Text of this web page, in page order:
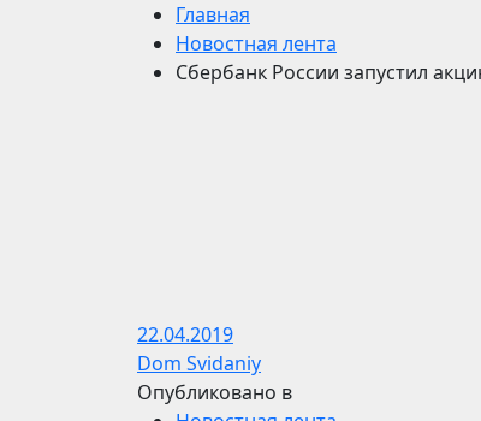
Главная
Новостная лента
Сбербанк России запустил
22.04.2019
Dom Svidaniy
Опубликовано в